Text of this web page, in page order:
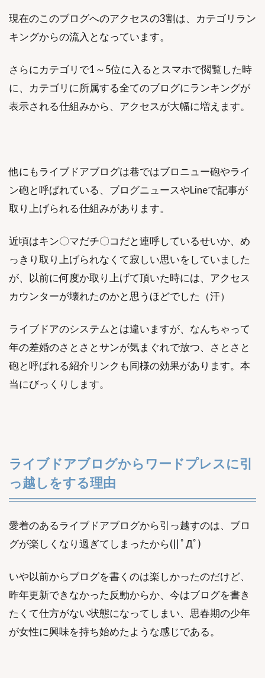
現在のこのブログへのアクセスの3割は、カテゴリラン
キングからの流入となっています。
さらにカテゴリで1～5位に入るとスマホで閲覧した時
に、カテゴリに所属する全てのブログにランキングが
表示される仕組みから、アクセスが大幅に増えます。
他にもライブドアブログは巷ではブロニュー砲やライ
ン砲と呼ばれている、ブログニュースやLineで記事が
取り上げられる仕組みがあります。
近頃はキン〇マだチ〇コだと連呼しているせいか、め
っきり取り上げられなくて寂しい思いをしていました
が、以前に何度か取り上げて頂いた時には、アクセス
カウンターが壊れたのかと思うほどでした（汗）
ライブドアのシステムとは違いますが、なんちゃって
年の差婚のさとさとサンが気まぐれで放つ、さとさと
砲と呼ばれる紹介リンクも同様の効果があります。本
当にびっくりします。
ライブドアブログからワードプレスに引
っ越しをする理由
愛着のあるライブドアブログから引っ越すのは、ブロ
グが楽しくなり過ぎてしまったから(|| ﾟДﾟ)
いや以前からブログを書くのは楽しかったのだけど、
昨年更新できなかった反動からか、今はブログを書き
たくて仕方がない状態になってしまい、思春期の少年
が女性に興味を持ち始めたような感じである。